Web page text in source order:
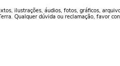
ilustrações, áudios, fotos, gráficos,
Qualquer dúvida ou reclamação, favor